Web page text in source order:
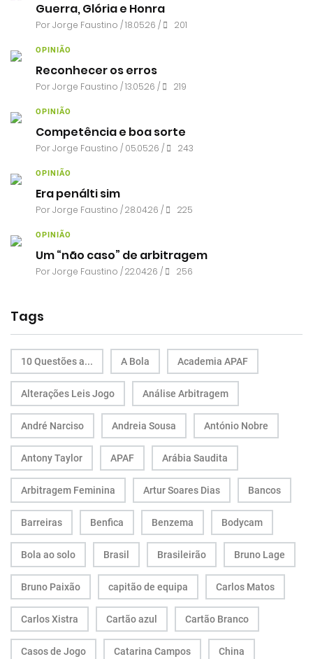
Guerra, Glória e Honra
PorJorge Faustino / 18.05.26 / 201
OPINIÃO
Reconhecer os erros
PorJorge Faustino / 13.05.26 / 219
OPINIÃO
Competência e boa sorte
PorJorge Faustino / 05.05.26 / 243
OPINIÃO
Era penálti sim
PorJorge Faustino / 28.04.26 / 225
OPINIÃO
Um “não caso” de arbitragem
PorJorge Faustino / 22.04.26 / 256
Tags
10 Questões a... A Bola Academia APAF
Alterações Leis Jogo Análise Arbitragem
André Narciso Andreia Sousa António Nobre
Antony Taylor APAF Arábia Saudita
Arbitragem Feminina Artur Soares Dias Bancos
Barreiras Benfica Benzema Bodycam
Bola ao solo Brasil Brasileirão Bruno Lage
Bruno Paixão capitão de equipa Carlos Matos
Carlos Xistra Cartão azul Cartão Branco
Casos de Jogo Catarina Campos China